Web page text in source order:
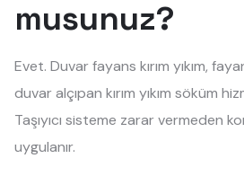
musunuz?
Evet. Duvar fayans kırım yıkım,
duvar alçıpan kırım yıkım söküm
Taşıyıcı sisteme zarar vermeden
uygulanır.